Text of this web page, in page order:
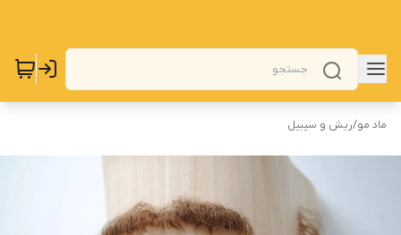
ماد مو/ریش و سیبیل